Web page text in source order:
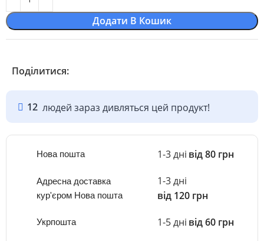
Додати В Кошик
Поділитися:
12 людей зараз дивляться цей продукт!
Нова пошта 1-3 дні від 80 грн
Адресна доставка
кур'єром Нова пошта
1-3 дні
від 120 грн
Укрпошта 1-5 дні від 60 грн